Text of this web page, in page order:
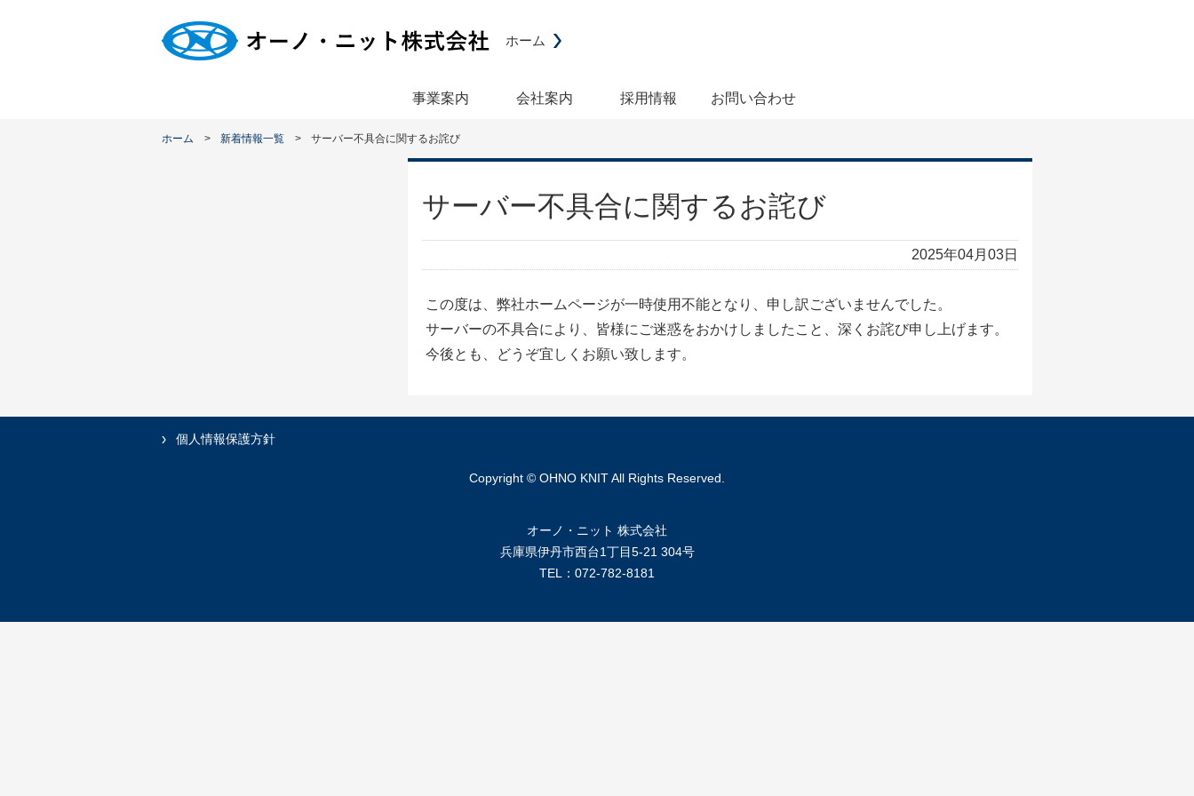
事業案内 会社案内 採用情報 お問い合わせ
ホーム
ホーム 新着情報一覧 サーバー不具合に関するお詫び
サーバー不具合に関するお詫び
2025年04月03日
この度は、弊社ホームページが一時使用不能となり、申し訳ございませんでした。
サーバーの不具合により、皆様にご迷惑をおかけしましたこと、深くお詫び申し上げます。
今後とも、どうぞ宜しくお願い致します。
個人情報保護方針
Copyright © OHNO KNIT All Rights Reserved.
オーノ・ニット 株式会社
兵庫県伊丹市西台1丁目5-21 304号
TEL：072-782-8181